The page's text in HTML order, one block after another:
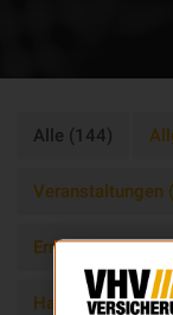
Alle (144)
Veranstaltungen
Erneuerbare
Haftpflicht (19)